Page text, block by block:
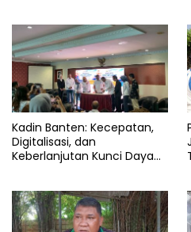
Kadin Banten: Kecepatan,
Digitalisasi, dan
Keberlanjutan Kunci Daya